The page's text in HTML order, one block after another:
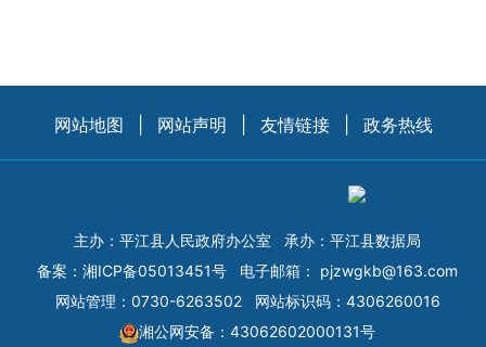
网站地图 网站声明 友情链接 政务热线
主办：平江县人民政府办公室
承办：平江县数据局
备案： 湘ICP备05013451号 电子邮箱： pjzwgkb@163.com
网站管理：0730-6263502
网站标识码：4306260016
湘公网安备：43062602000131号